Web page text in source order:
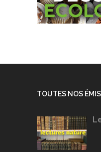
TOUTES NOS